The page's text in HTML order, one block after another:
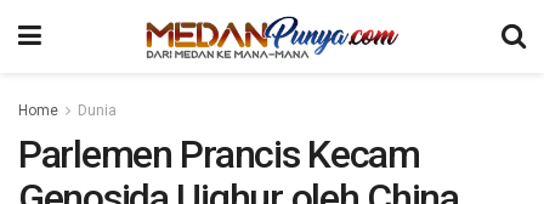
Home Dunia
Parlemen Prancis Kecam